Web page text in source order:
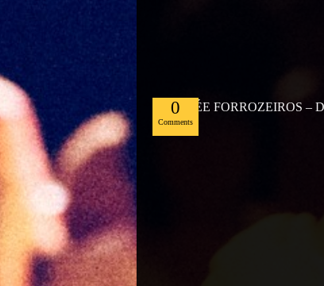
0
Comments